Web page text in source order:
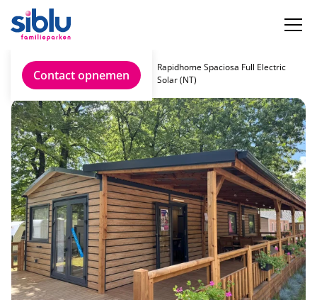
Contact opnemen
chalet
Rapidhome Spaciosa Full Electric
Solar (NT)